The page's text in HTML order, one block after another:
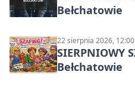
Bełchatowie
22 sierpnia 2026, 12:00
SIERPNIOWY
Bełchatowie